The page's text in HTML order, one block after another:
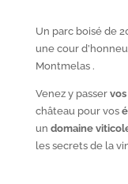
Un parc boisé de
une cour
Montmelas .
Venez y passer
château pour vos
un domaine
les secrets de la